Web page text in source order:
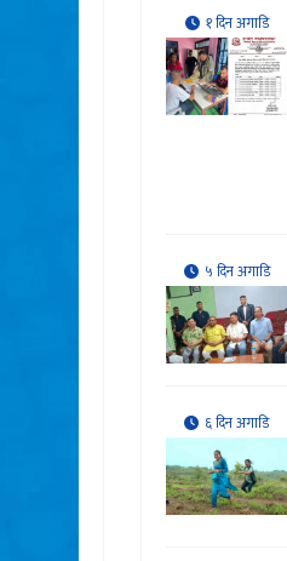
१ दिन अगाडि
५ दिन अगाडि
६ दिन अगाडि